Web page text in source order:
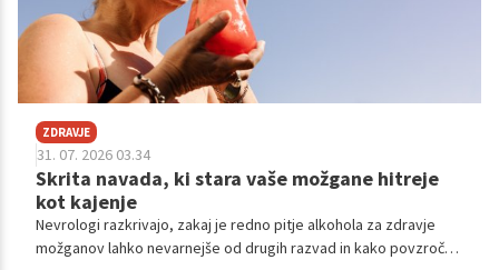
ZDRAVJE
31. 07. 2026 03.34
Skrita navada, ki stara vaše možgane hitreje
kot kajenje
Nevrologi razkrivajo, zakaj je redno pitje alkohola za zdravje
možganov lahko nevarnejše od drugih razvad in kako povzroča